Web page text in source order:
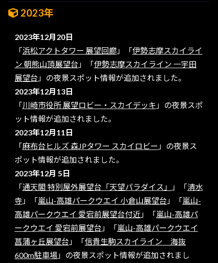
2023年
2023年12月20日
「浜松アクトタワー 展望回廊」「伊勢志摩スカイライ
ン 朝熊山頂展望台 」「伊勢志摩スカイライン 一宇田
展望台 」の夜景スポット情報が追加されました。
2023年12月13日
「川崎市役所 展望ロビー・スカイデッキ 」の夜景スポ
ット情報が追加されました。
2023年12月11日
「麻布台ヒルズ 森JPタワー スカイロビー 」の夜景ス
ポット情報が追加されました。
2023年12月 5日
「通天閣 特別屋外展望台「天望パラダイス」 」「清水
寺 」「嵐山-高雄パークウエイ 小倉山展望台 」「嵐山-
高雄パークウエイ 愛宕前展望台付近」「嵐山-高雄パ
ークウエイ 愛宕前展望台 」「嵐山-高雄パークウエイ
菖蒲ヶ丘展望台 」「信貴生駒スカイライン 海抜
600m駐車場 」の夜景スポット情報が追加されまし